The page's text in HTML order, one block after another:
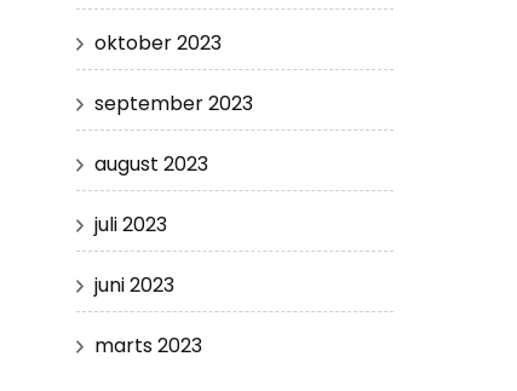
oktober 2023
september 2023
august 2023
juli 2023
juni 2023
marts 2023